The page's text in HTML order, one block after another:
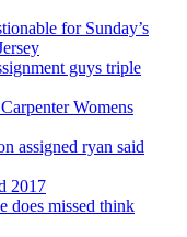
for Sunday’s
guys triple
Womens
assigned ryan said
2017
does missed think